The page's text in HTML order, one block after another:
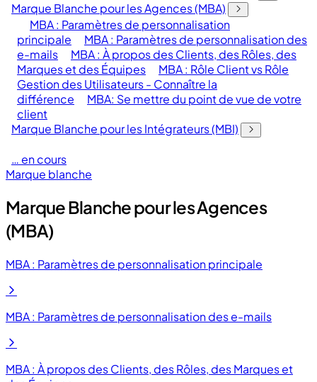
Marque Blanche pour les Agences (MBA)
MBA : Paramètres de personnalisation
principale
MBA : Paramètres de personnalisation des
e-mails
MBA : À propos des Clients, des Rôles, des
Marques et des Équipes
MBA : Rôle Client vs Rôle
Gestion des Utilisateurs - Connaître la
différence
MBA: Se mettre du point de vue de votre
client
Marque Blanche pour les Intégrateurs (MBI)
… en cours
Marque blanche
Marque Blanche pour les Agences
(MBA)
MBA : Paramètres de personnalisation principale
MBA : Paramètres de personnalisation des e-mails
MBA : À propos des Clients, des Rôles, des Marques et